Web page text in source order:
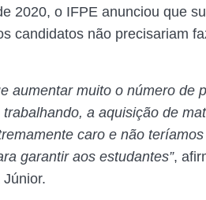
2020, o IFPE anunciou que
candidatos não precisariam
aumentar muito o número de
a aquisição de
caro e não
garantir aos estudantes”,